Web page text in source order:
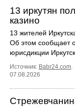
13 иркутян
казино
13 жителей
Об этом сообщает
юрисдикции
Источник: Babr24.com.
07.08.2026